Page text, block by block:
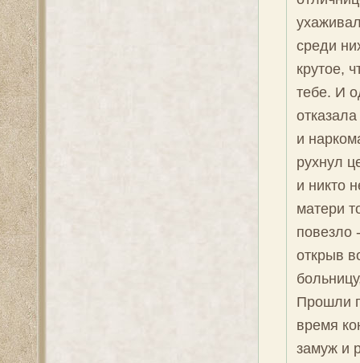
среди
крутое,
тебе. И
и
рухнул
и никто
матери
повезло
открыв
Прошли
время
замуж и